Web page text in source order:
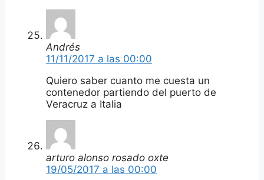
Andrés
11/11/2017 a las 00:00
Quiero saber cuanto me cuesta un
contenedor partiendo del puerto de
Veracruz a Italia
arturo alonso rosado oxte
19/05/2017 a las 00:00